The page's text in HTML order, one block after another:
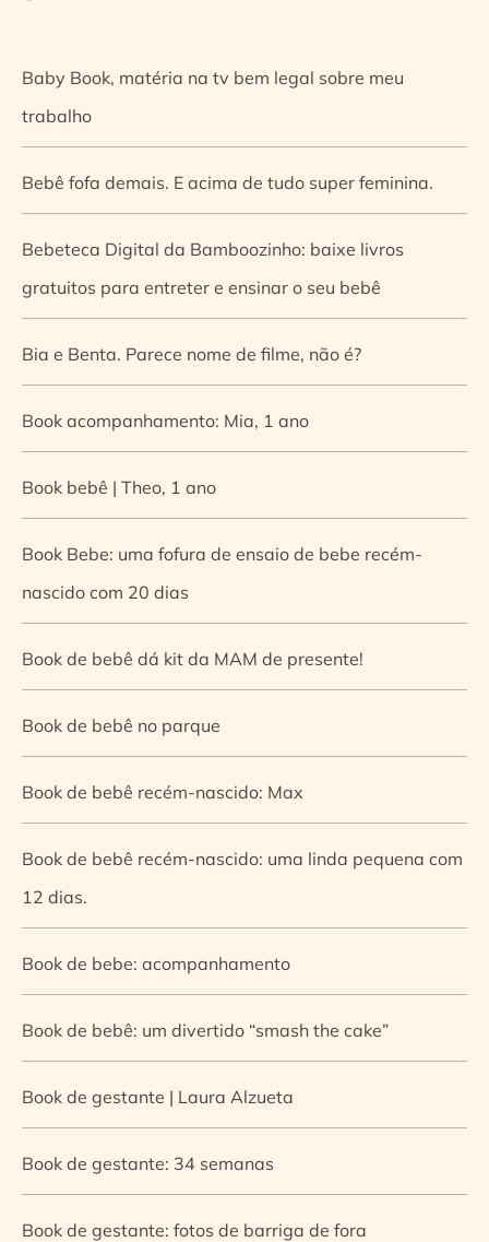
Baby Book, matéria na tv bem legal sobre meu
trabalho
Bebê fofa demais. E acima de tudo super feminina.
Bebeteca Digital da Bamboozinho: baixe livros
gratuitos para entreter e ensinar o seu bebê
Bia e Benta. Parece nome de filme, não é?
Book acompanhamento: Mia, 1 ano
Book bebê | Theo, 1 ano
Book Bebe: uma fofura de ensaio de bebe recém-
nascido com 20 dias
Book de bebê dá kit da MAM de presente!
Book de bebê no parque
Book de bebê recém-nascido: Max
Book de bebê recém-nascido: uma linda pequena com
12 dias.
Book de bebe: acompanhamento
Book de bebê: um divertido “smash the cake”
Book de gestante | Laura Alzueta
Book de gestante: 34 semanas
Book de gestante: fotos de barriga de fora